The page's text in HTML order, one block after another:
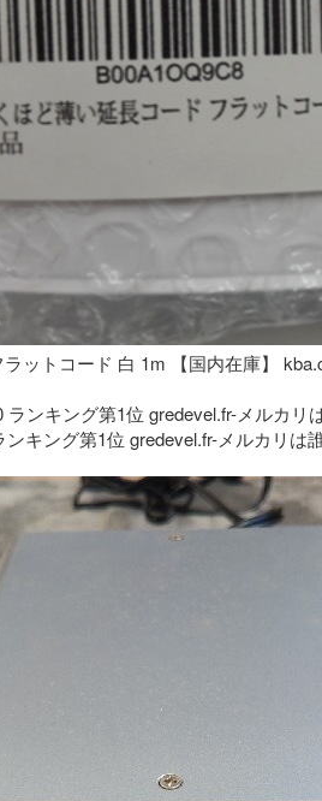
ットコード 白 1m 【国内在庫】
キング第1位 gredevel.fr-メルカリは